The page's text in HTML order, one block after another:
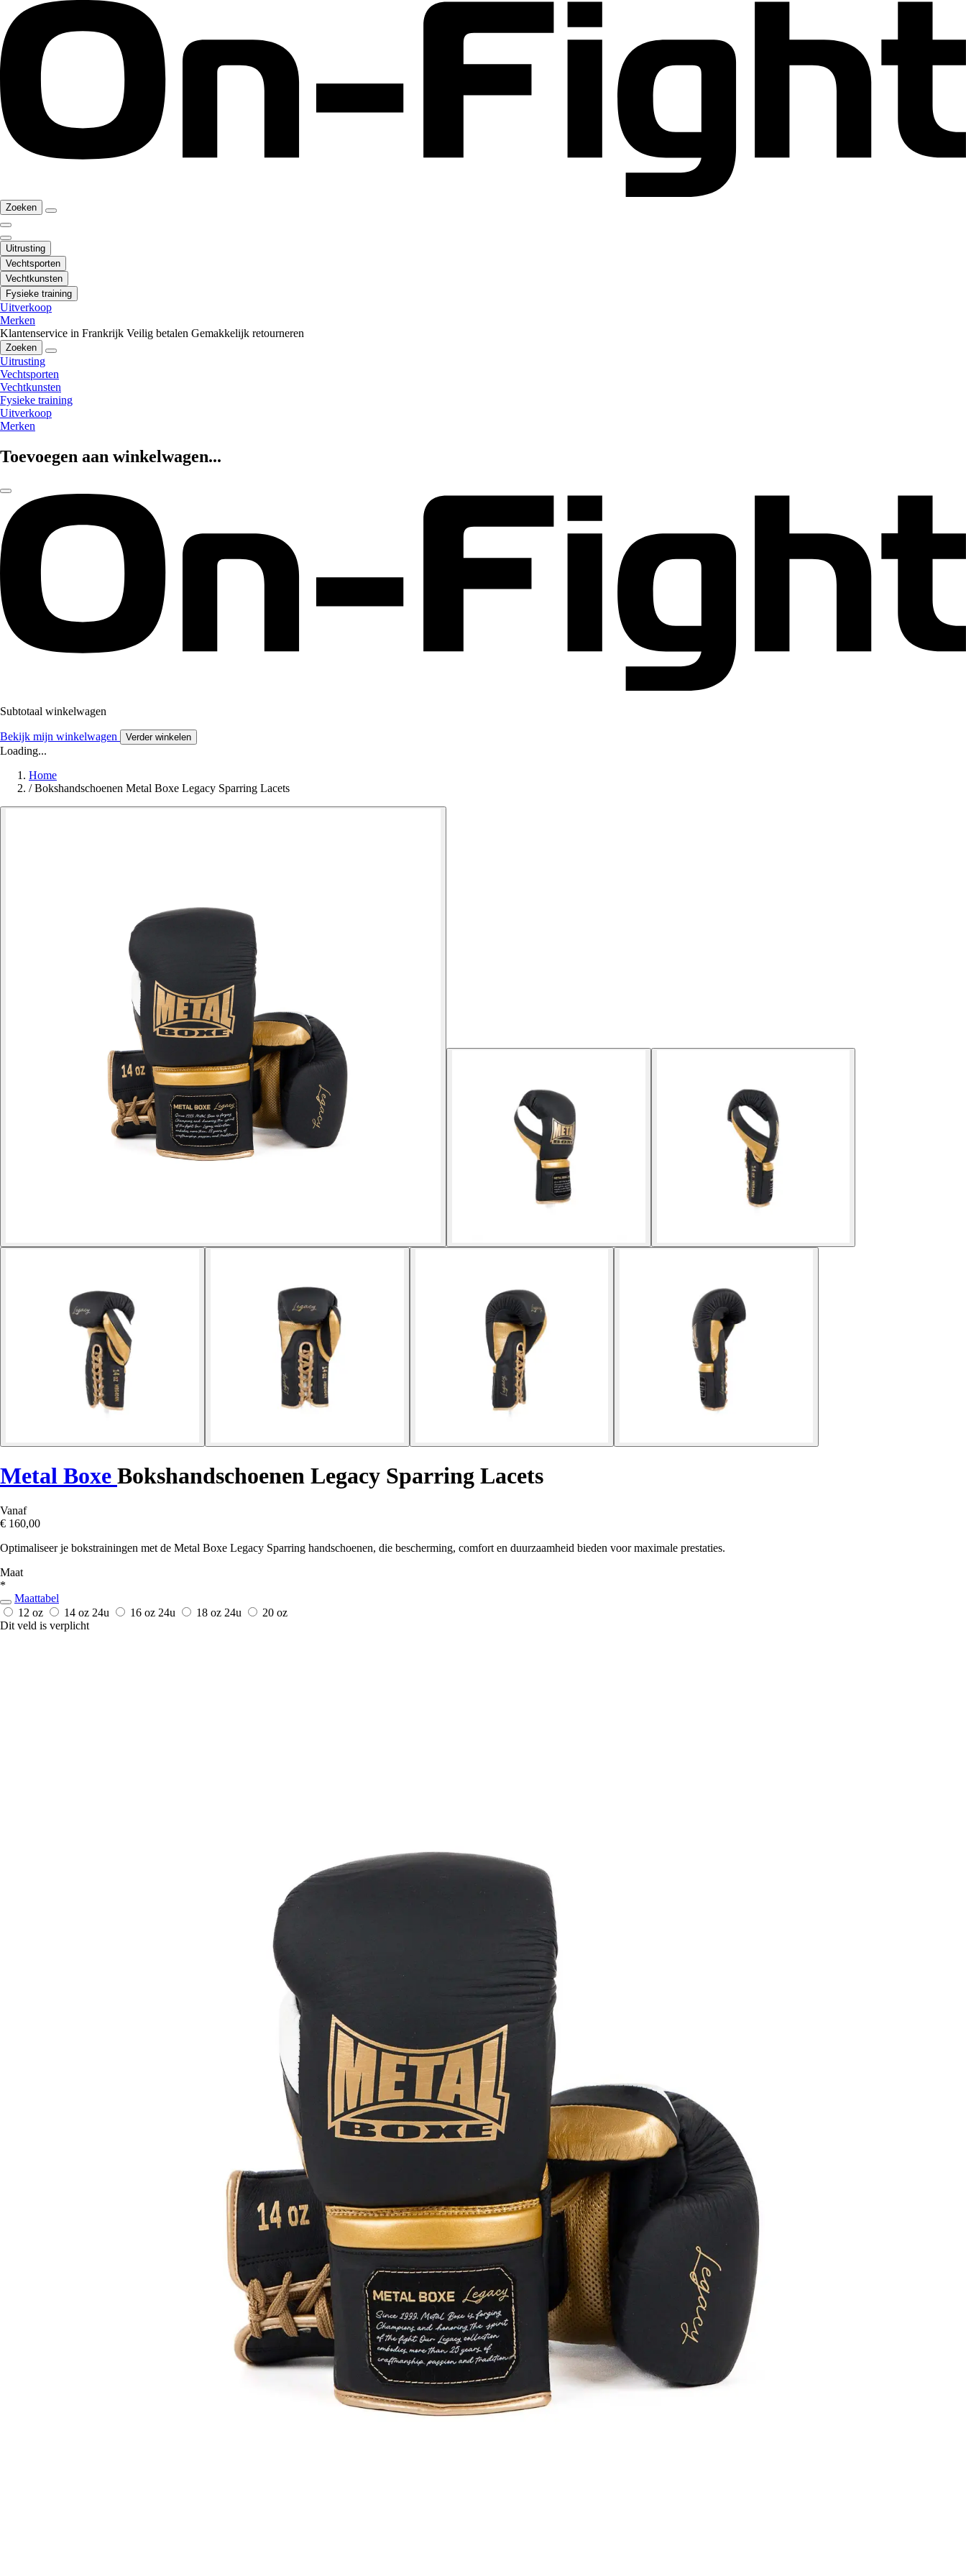
Zoeken
Uitrusting
Vechtsporten
Vechtkunsten
Fysieke training
Uitverkoop
Merken
Klantenservice in Frankrijk Veilig betalen Gemakkelijk retourneren
Zoeken
Uitrusting
Vechtsporten
Vechtkunsten
Fysieke training
Uitverkoop
Merken
Toevoegen aan winkelwagen...
Subtotaal winkelwagen
Bekijk mijn winkelwagen Verder winkelen
Loading...
Home
/ Bokshandschoenen Metal Boxe Legacy Sparring Lacets
Metal Boxe Bokshandschoenen Legacy Sparring Lacets
Vanaf
€ 160,00
Optimaliseer je bokstrainingen met de Metal Boxe Legacy Sparring handschoenen, die bescherming, comfort en duurzaamheid bieden voor maximale prestaties.
Maat
*
Maattabel
12 oz
14 oz 24u 16 oz 24u 18 oz 24u
20 oz
Dit veld is verplicht